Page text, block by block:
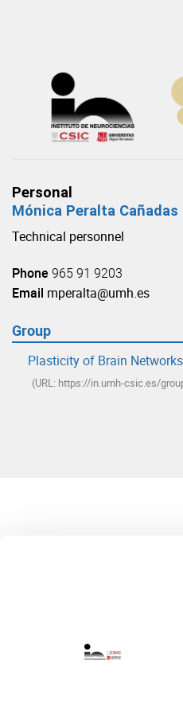
Personal
Mónica Peralta Cañadas
Technical personnel
Phone 965 91 9203
Email mperalta@umh.es
Group
Plasticity of Brain Networks
(URL: https://in.umh-csic.es/